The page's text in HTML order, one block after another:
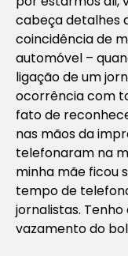
cabeça detalhes
coincidência de
automóvel –
ligação de um
ocorrência com
fato de
nas mãos da
telefonaram na
minha mãe ficou
tempo de
jornalistas.
vazamento do